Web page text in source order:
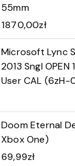
55mm
1870,00zł
Microsoft Lync
2013 Sngl OPEN
User CAL
Doom Eternal
Xbox One)
69,99zł